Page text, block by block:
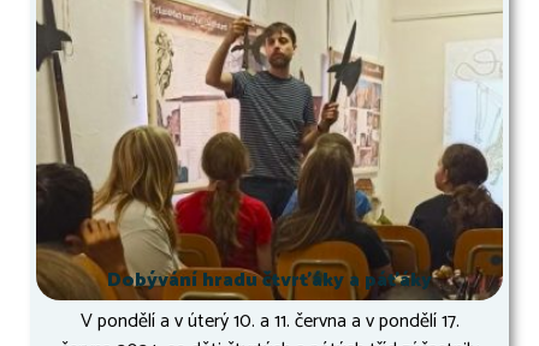
Dobývání hradu čtvrťáky a páťáky
V pondělí a v úterý 10. a 11. června a v pondělí 17.